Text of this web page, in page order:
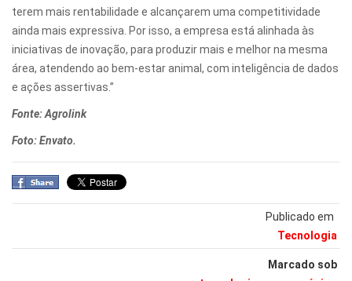
Publicado em
Tecnologia
Marcado sob
terem mais rentabilidade e alcançarem uma competitividade
ainda mais expressiva. Por isso, a empresa está alinhada às
iniciativas de inovação, para produzir mais e melhor na mesma
área, atendendo ao bem-estar animal, com inteligência de dados
e ações assertivas.”
Fonte: Agrolink
Foto: Envato.